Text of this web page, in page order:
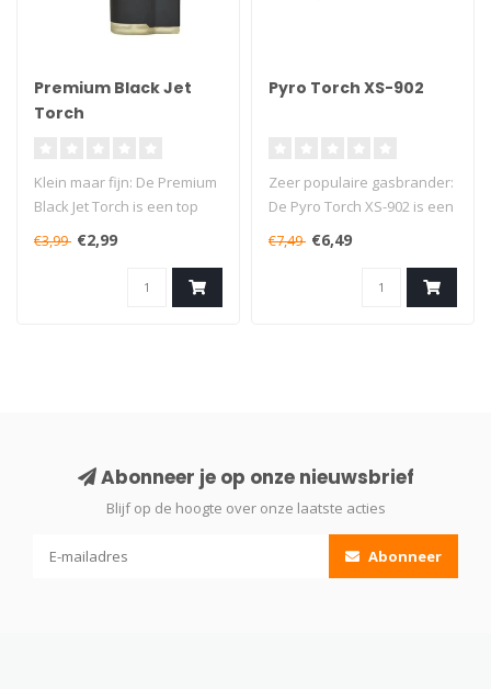
Premium Black Jet
Torch
Klein maar fijn: De Premium
Black Jet Torch is een top
gasbrander voor het geld!..
€3,99 €2,99
Pyro Torch XS-902
Zeer populaire gasbrander:
De Pyro Torch XS-902 is een
multifunctionele stormaan..
€7,49 €6,49
Abonneer je op onze nieuwsbrief
Blijf op de hoogte over onze laatste acties
Abonneer